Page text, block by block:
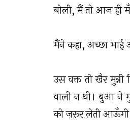
बोली, मैं तो आज ही
मैंने कहा, अच्छा
उस वक्त तो खैर
वाली न थी। बुआ ने
को ज़रूर लेती